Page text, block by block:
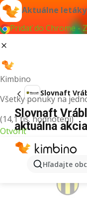
Aktuálne
Pridať do Chrome -
Kimbino
Všetky ponuky na
(14,1 tis. hodnotení)
Otvoriť
Hľadajte
Slovnaft
Slovnaft
aktuálna akcia